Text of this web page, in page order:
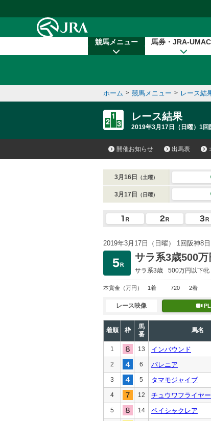
競馬メニュー 馬券・JRA-
ホーム > 競馬メニュー > レース結
レース結果
2019年3月17日（日曜）1回
開催お知らせ 出馬表
3月16日 （土曜）
3月17日 （日曜）
2019年3月17日（日曜） 1回阪神8日
サラ系3歳500
サラ系3歳 500万円以下牝
本賞金 （万円） 1着 720 2着
レース映像
着順 枠
馬
番
馬名
1 13 インバウンド
2 6 パレニア
3 5 タマモジャイブ
4 12 チュウワフライヤー
5 14 ペイシャクレア